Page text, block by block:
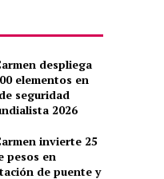
despliega
elementos en
seguridad
2026
invierte 25
pesos en
de puente y